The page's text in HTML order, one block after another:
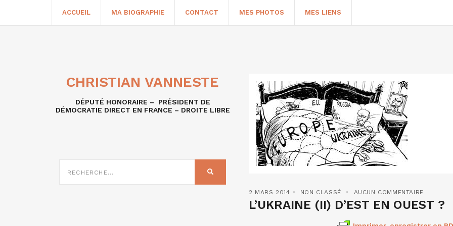
ACCUEIL MA BIOGRAPHIE CONTACT MES PHOTOS MES LIENS
2 MARS 2014 NON CLASSÉ AUCUN COMMENTAIRE
L’UKRAINE (II) D’EST EN OUEST ?
CHRISTIAN VANNESTE
DÉPUTÉ HONORAIRE – PRÉSIDENT DE
DÉMOCRATIE DIRECT EN FRANCE – DROITE LIBRE
SUR